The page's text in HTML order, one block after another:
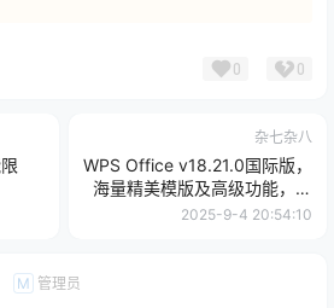
0 0
杂七杂八
WPS Office v18.21.0国际版，
海量精美模版及高级功能，解
锁高级版
2025-9-4 20:54:10
M 管理员